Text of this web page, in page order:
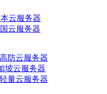
本云服务器
云服务器
防云服务器
坡云服务器
轻量云服务器